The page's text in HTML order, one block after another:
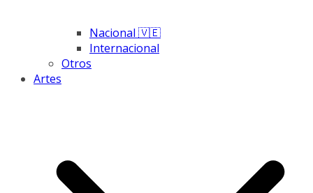
Nacional 🇻🇪
Internacional
Otros
Artes